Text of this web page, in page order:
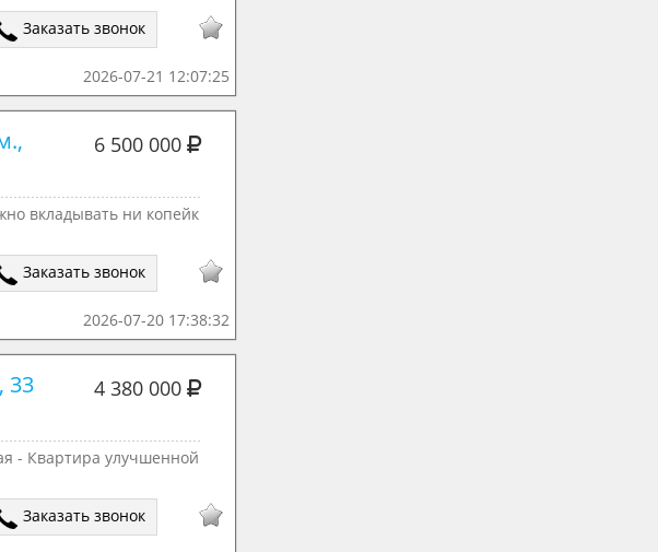
Заказать звонок
2026-07-21 12:07:25
6 500 000
вкладывать ни копейк
Заказать звонок
2026-07-20 17:38:32
33 4 380 000
- Квартира улучшенной
Заказать звонок